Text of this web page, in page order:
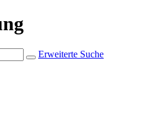
Erweiterte Suche